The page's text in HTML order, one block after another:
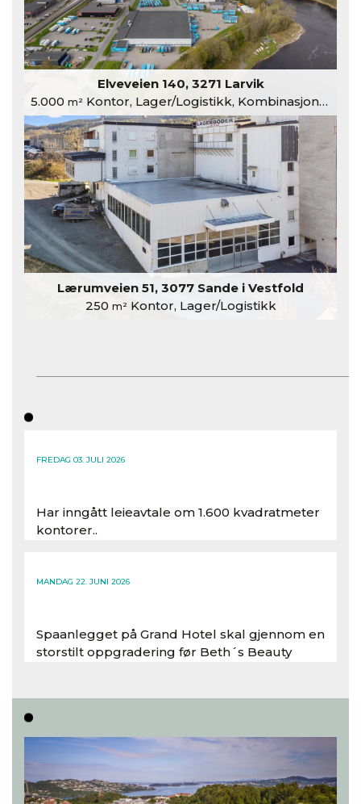
Elveveien 140, 3271 Larvik
5.000 m²Kontor, Lager/Logistikk, Kombinasjonslokaler
Lærumveien 51, 3077 Sande i Vestfold
250 m²Kontor, Lager/Logistikk
FREDAG 03. JULI 2026
Har inngått leieavtale om 1.600 kvadratmeter
kontorer..
MANDAG 22. JUNI 2026
Spaanlegget på Grand Hotel skal gjennom en
storstilt oppgradering før Beth´s Beauty
Les hele artikkelen